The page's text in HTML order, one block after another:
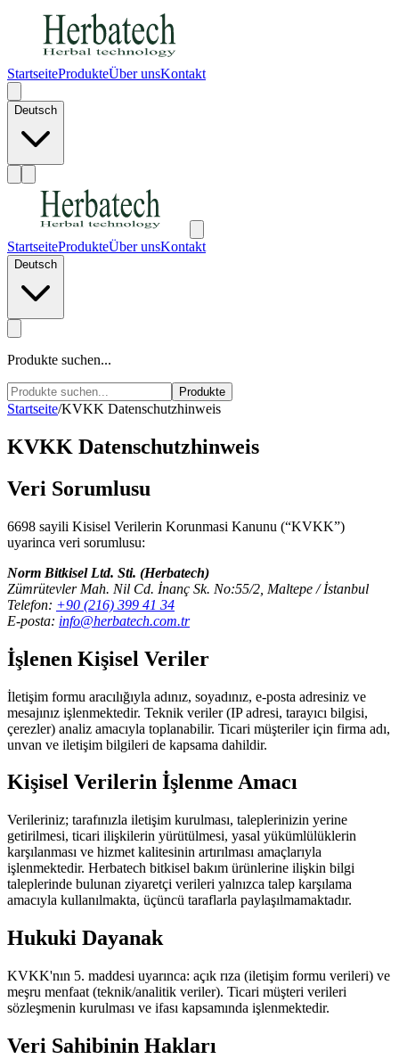
StartseiteProdukteÜber unsKontakt
Deutsch
StartseiteProdukteÜber unsKontakt
Deutsch
Produkte suchen...
Produkte
Startseite/KVKK Datenschutzhinweis
KVKK Datenschutzhinweis
Veri Sorumlusu
6698 sayili Kisisel Verilerin Korunmasi Kanunu (“KVKK”)
uyarinca veri sorumlusu:
Norm Bitkisel Ltd. Sti. (Herbatech)
Zümrütevler Mah. Nil Cd. İnanç Sk. No:55/2, Maltepe / İstanbul
Telefon: +90 (216) 399 41 34
E-posta: info@herbatech.com.tr
İşlenen Kişisel Veriler
İletişim formu aracılığıyla adınız, soyadınız, e-posta adresiniz ve
mesajınız işlenmektedir. Teknik veriler (IP adresi, tarayıcı bilgisi,
çerezler) analiz amacıyla toplanabilir. Ticari müşteriler için firma adı,
unvan ve iletişim bilgileri de kapsama dahildir.
Kişisel Verilerin İşlenme Amacı
Verileriniz; tarafınızla iletişim kurulması, taleplerinizin yerine
getirilmesi, ticari ilişkilerin yürütülmesi, yasal yükümlülüklerin
karşılanması ve hizmet kalitesinin artırılması amaçlarıyla
işlenmektedir. Herbatech bitkisel bakım ürünlerine ilişkin bilgi
taleplerinde bulunan ziyaretçi verileri yalnızca talep karşılama
amacıyla kullanılmakta, üçüncü taraflarla paylaşılmamaktadır.
Hukuki Dayanak
KVKK'nın 5. maddesi uyarınca: açık rıza (iletişim formu verileri) ve
meşru menfaat (teknik/analitik veriler). Ticari müşteri verileri
sözleşmenin kurulması ve ifası kapsamında işlenmektedir.
Veri Sahibinin Hakları